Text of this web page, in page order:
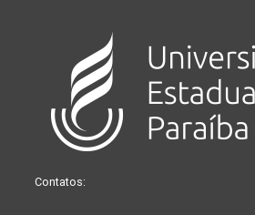
Contatos: